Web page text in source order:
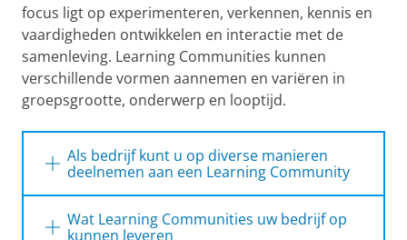
focus ligt op experimenteren, verkennen, kennis en
vaardigheden ontwikkelen en interactie met de
samenleving. Learning Communities kunnen
verschillende vormen aannemen en variëren in
groepsgrootte, onderwerp en looptijd.
Als bedrijf kunt u op diverse manieren
deelnemen aan een Learning Community
deelnemen aan een Learning Community
Wat Learning Communities uw bedrijf op
kunnen leveren